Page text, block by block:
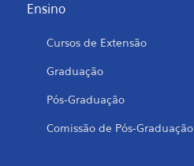
Ensino
Cursos de Extensão
Graduação
Pós-Graduação
Comissão de Pós-Graduação